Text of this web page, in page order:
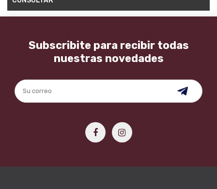
Subscribite para recibir todas
nuestras novedades